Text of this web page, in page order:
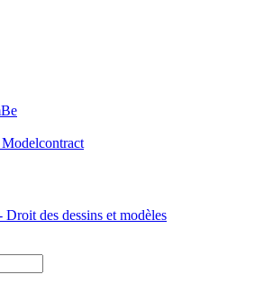
des dessins et modèles